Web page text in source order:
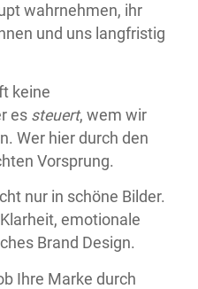
wahrnehmen, ihr
und uns langfristig
keine
es steuert, wem wir
Wer hier durch den
Vorsprung.
nur in schöne Bilder.
emotionale
Brand Design.
Ihre Marke durch